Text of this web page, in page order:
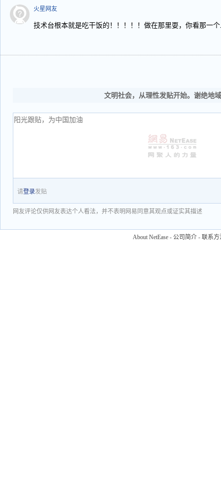
火星网友
技术台根本就是吃干饭的！！！！！做在那里耍，你看那一
文明社会，从理性发贴开始。谢绝地
请登录发贴
网友评论仅供网友表达个人看法，并不表明网易同意其观点或证实其描述
About NetEase - 公司简介 - 联系方